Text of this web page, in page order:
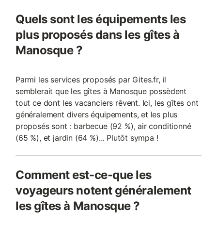
Quels sont les équipements les
plus proposés dans les gîtes à
Manosque ?
Parmi les services proposés par Gites.fr, il
semblerait que les gîtes à Manosque possèdent
tout ce dont les vacanciers rêvent. Ici, les gîtes ont
généralement divers équipements, et les plus
proposés sont : barbecue (92 %), air conditionné
(65 %), et jardin (64 %)... Plutôt sympa !
Comment est-ce-que les
voyageurs notent généralement
les gîtes à Manosque ?